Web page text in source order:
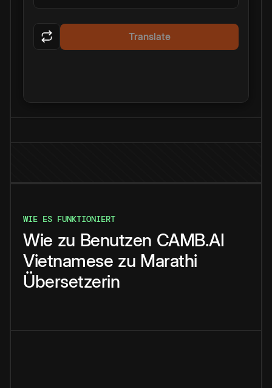
Translate
WIE ES FUNKTIONIERT
Wie zu Benutzen CAMB.AI
Vietnamese zu Marathi
Übersetzerin